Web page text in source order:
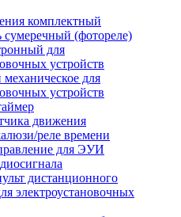
комплектный
(фотореле)
для
устройств
для
устройств
движения
реле времени
для ЭУИ
дистанционного
электроустановочных